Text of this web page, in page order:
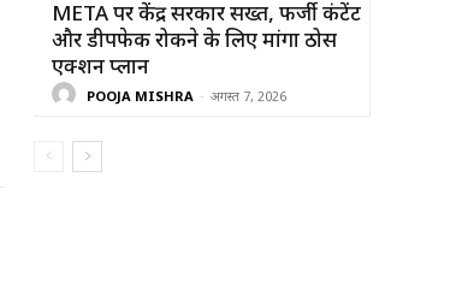
META पर केंद्र सरकार सख्त, फर्जी कंटेंट
और डीपफेक रोकने के लिए मांगा ठोस
एक्शन प्लान
POOJA MISHRA - अगस्त 7, 2026